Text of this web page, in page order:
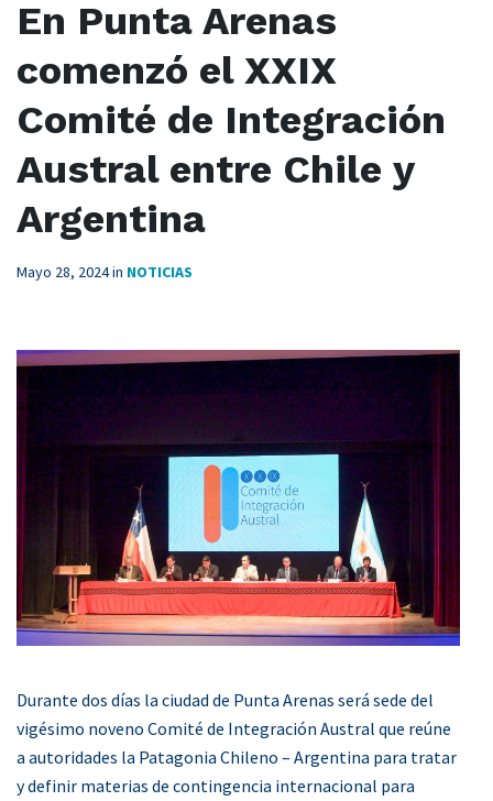
En Punta Arenas
comenzó el XXIX
Comité de Integración
Austral entre Chile y
Argentina
Mayo 28, 2024in NOTICIAS
Durante dos días la ciudad de Punta Arenas será sede del
vigésimo noveno Comité de Integración Austral que reúne
a autoridades la Patagonia Chileno – Argentina para tratar
y definir materias de contingencia internacional para